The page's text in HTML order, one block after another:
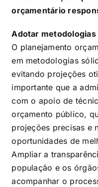
orçamentário
Adotar
O planejamento
em metodologias
evitando projeções
importante que a
com o apoio de
orçamento público,
projeções precisas e
oportunidades de
Ampliar a
população e os
acompanhar o